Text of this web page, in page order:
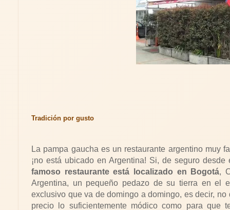
Tradición por gusto
La pampa gaucha es un restaurante argentino muy
¡no está ubicado en Argentina! Si, de seguro
famoso restaurante está localizado en Bogotá,
Argentina, un pequeño pedazo de su tierra en el
exclusivo que va de domingo a domingo, es decir,
precio lo suficientemente módico como para